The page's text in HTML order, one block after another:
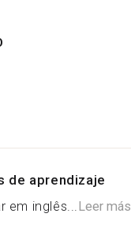
de aprendizaje
em inglês...Leer más